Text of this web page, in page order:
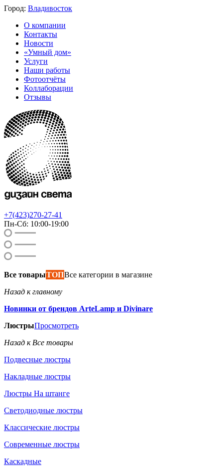
Город: Владивосток
О компании
Контакты
Новости
«Умный дом»
Услуги
Наши работы
Фотоотчёты
Коллаборации
Отзывы
+7(423)270-27-41
Пн-Сб: 10:00-19:00
Все товарыТОПВсе категории в магазине
Назад к главному
Новинки от брендов ArteLamp и Divinare
ЛюстрыПросмотреть
Назад к Все товары
Подвесные люстры
Накладные люстры
Люстры На штанге
Светодиодные люстры
Классические люстры
Современные люстры
Каскадные